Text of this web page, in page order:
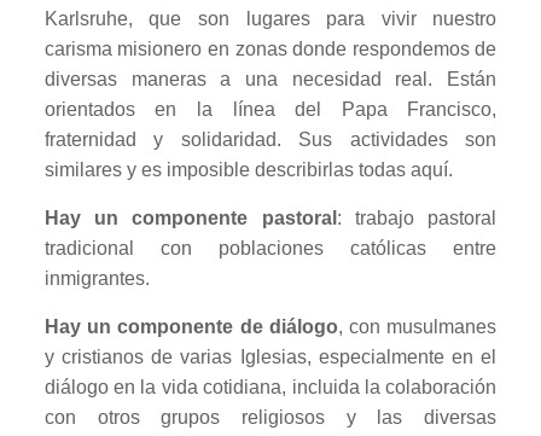
Karlsruhe, que son lugares para vivir nuestro
carisma misionero en zonas donde respondemos de
diversas maneras a una necesidad real. Están
orientados en la línea del Papa Francisco,
fraternidad y solidaridad. Sus actividades son
similares y es imposible describirlas todas aquí.
Hay un componente pastoral : trabajo pastoral
tradicional con poblaciones católicas entre
inmigrantes.
Hay un componente de diálogo, con musulmanes
y cristianos de varias Iglesias, especialmente en el
diálogo en la vida cotidiana, incluida la colaboración
con otros grupos religiosos y las diversas